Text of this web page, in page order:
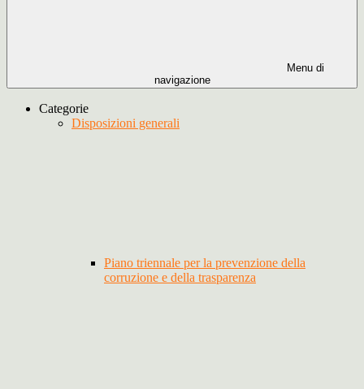
Menu di
navigazione
Categorie
Disposizioni generali
Piano triennale per la prevenzione della
corruzione e della trasparenza